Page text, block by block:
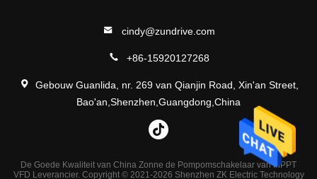
cindy@zundrive.com
+86-15920127268
Gebouw Guanlida, nr. 269 van Qianjin Road, Xin'an Street,
Bao'an,Shenzhen,Guangdong,China
De Goede Kwaliteit van China Zonne de Pompomschakelaar van MPPT
VFD Leverancier. Copyright © 2021-2026 Shenzhen ZK Electric Technology